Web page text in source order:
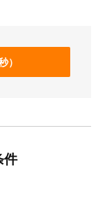
）
件